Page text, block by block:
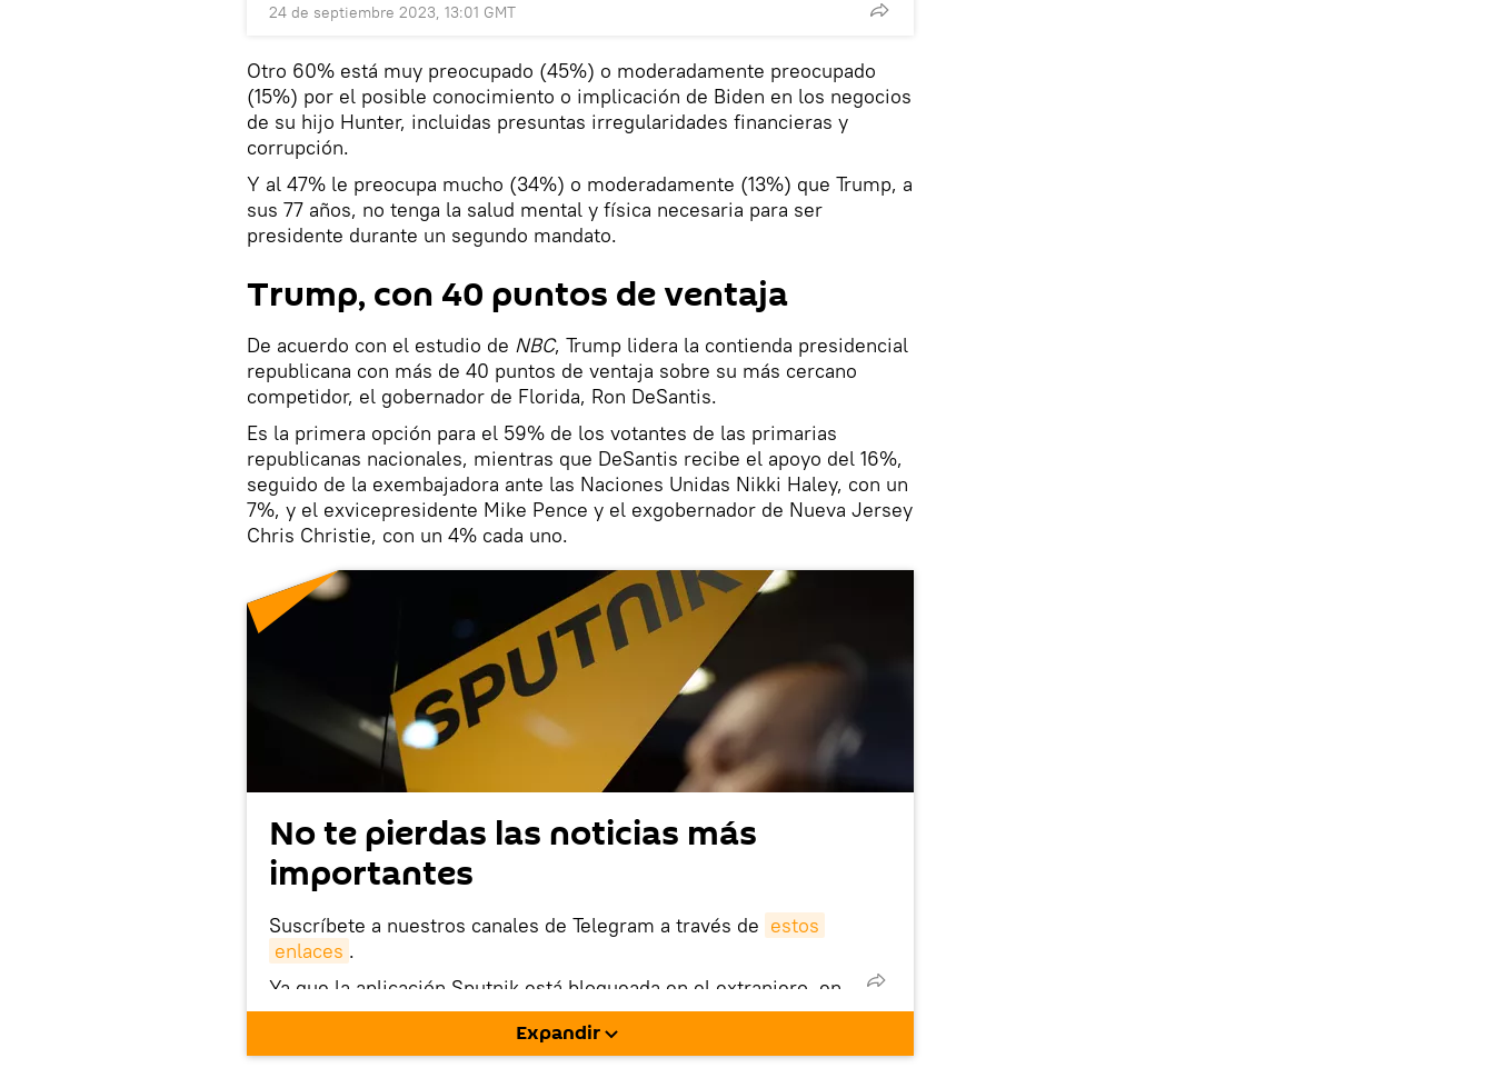
24 de septiembre 2023, 13:01 GMT
Otro 60% está muy preocupado (45%) o moderadamente preocupado
(15%) por el posible conocimiento o implicación de Biden en los negocios
de su hijo Hunter, incluidas presuntas irregularidades financieras y
corrupción.
Y al 47% le preocupa mucho (34%) o moderadamente (13%) que Trump, a
sus 77 años, no tenga la salud mental y física necesaria para ser
presidente durante un segundo mandato.
Trump, con 40 puntos de ventaja
De acuerdo con el estudio de NBC, Trump lidera la contienda presidencial
republicana con más de 40 puntos de ventaja sobre su más cercano
competidor, el gobernador de Florida, Ron DeSantis.
Es la primera opción para el 59% de los votantes de las primarias
republicanas nacionales, mientras que DeSantis recibe el apoyo del 16%,
seguido de la exembajadora ante las Naciones Unidas Nikki Haley, con un
7%, y el exvicepresidente Mike Pence y el exgobernador de Nueva Jersey
Chris Christie, con un 4% cada uno.
No te pierdas las noticias más
importantes
Suscríbete a nuestros canales de Telegram a través de estos
enlaces .
Ya que la aplicación Sputnik está bloqueada en el extranjero, en
este enlace puedes descargarla e instalarla en tu dispositivo
Expandir